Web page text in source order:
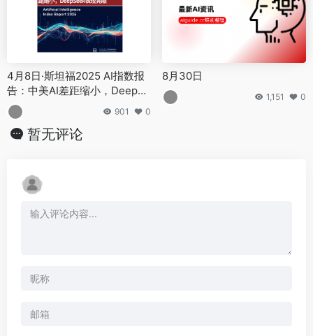
4月8日·斯坦福2025 AI指数报
告：中美AI差距缩小，DeepSe
ek表现亮眼
901 0
8月30日
1,151 0
暂无评论